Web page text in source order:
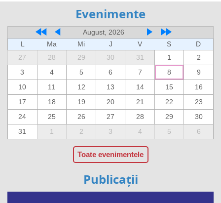
Evenimente
August, 2026
L
Ma Mi J V S
D
27
28 29 30 31 1
2
3
4 5 6 7 8
9
10
11 12 13 14 15
16
17
18 19 20 21 22
23
24
25 26 27 28 29
30
31
1 2 3 4 5 6
Toate evenimentele
Publicații